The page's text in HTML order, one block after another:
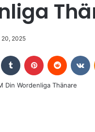
20, 2025
LinkedIn Tumblr Pinterest Reddit